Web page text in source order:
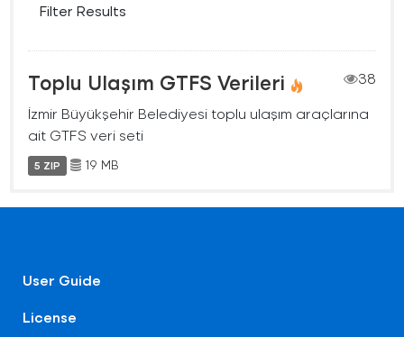
Filter Results
Toplu Ulaşım GTFS Verileri
38
İzmir Büyükşehir Belediyesi toplu ulaşım araçlarına
ait GTFS veri seti
5 ZIP 19 MB
User Guide
License